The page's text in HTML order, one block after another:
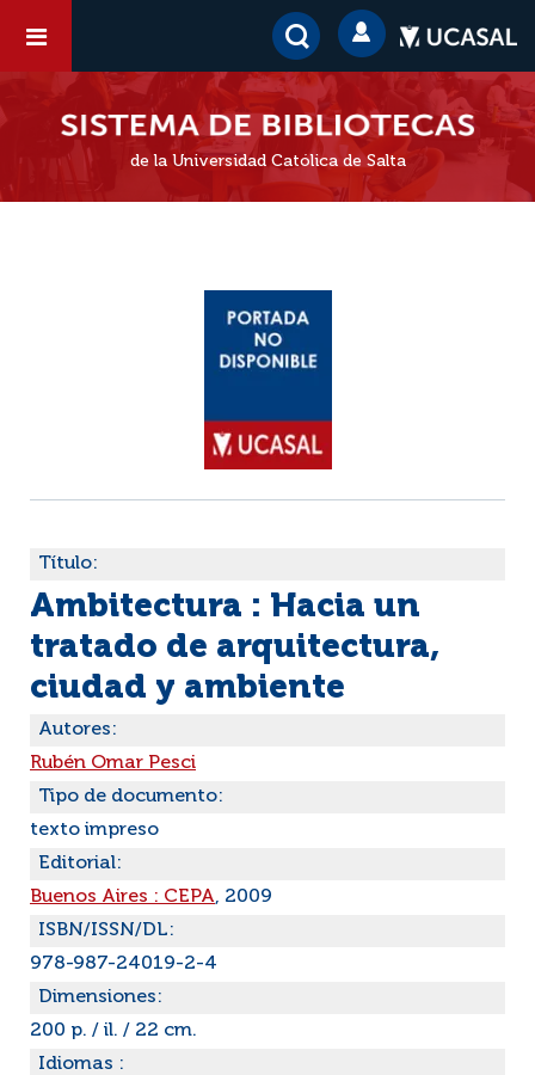
de la Universidad Católica de Salta
Título:
Ambitectura : Hacia un
tratado de arquitectura,
ciudad y ambiente
Autores:
Rubén Omar Pesci
Tipo de documento:
texto impreso
Editorial:
Buenos Aires : CEPA, 2009
ISBN/ISSN/DL:
978-987-24019-2-4
Dimensiones:
200 p. / il. / 22 cm.
Idiomas :